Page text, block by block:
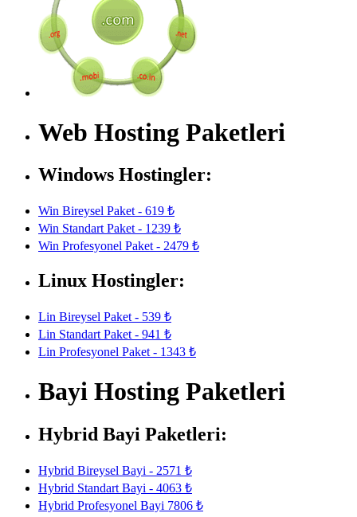
Web Hosting Paketleri
Windows Hostingler:
Win Bireysel Paket - 619 ₺
Win Standart Paket - 1239 ₺
Win Profesyonel Paket - 2479 ₺
Linux Hostingler:
Lin Bireysel Paket - 539 ₺
Lin Standart Paket - 941 ₺
Lin Profesyonel Paket - 1343 ₺
Bayi Hosting Paketleri
Hybrid Bayi Paketleri:
Hybrid Bireysel Bayi - 2571 ₺
Hybrid Standart Bayi - 4063 ₺
Hybrid Profesyonel Bayi 7806 ₺